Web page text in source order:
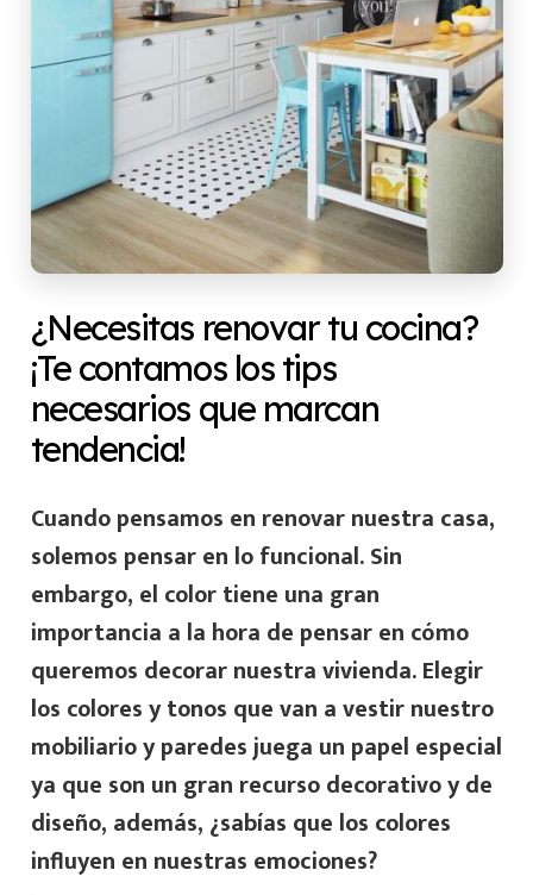
¿Necesitas renovar tu cocina?
¡Te contamos los tips
necesarios que marcan
tendencia!
Cuando pensamos en renovar nuestra casa,
solemos pensar en lo funcional. Sin
embargo, el color tiene una gran
importancia a la hora de pensar en cómo
queremos decorar nuestra vivienda. Elegir
los colores y tonos que van a vestir nuestro
mobiliario y paredes juega un papel especial
ya que son un gran recurso decorativo y de
diseño, además, ¿sabías que los colores
influyen en nuestras emociones?